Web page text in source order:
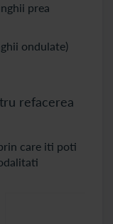
prea
ondulate)
refacerea
care iti poti